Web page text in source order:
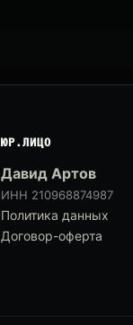
ЮР.ЛИЦО
Давид Артов
ИНН 210968874987
Политика данных
Договор-оферта